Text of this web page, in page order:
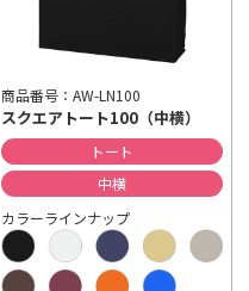
商品番号：AW-LN100
スクエアトート100（中横）
トート
中横
カラーラインナップ